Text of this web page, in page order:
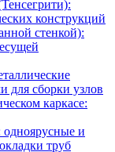
конструкций
стенкой):
для сборки узлов
каркасе:
одноярусные и
труб